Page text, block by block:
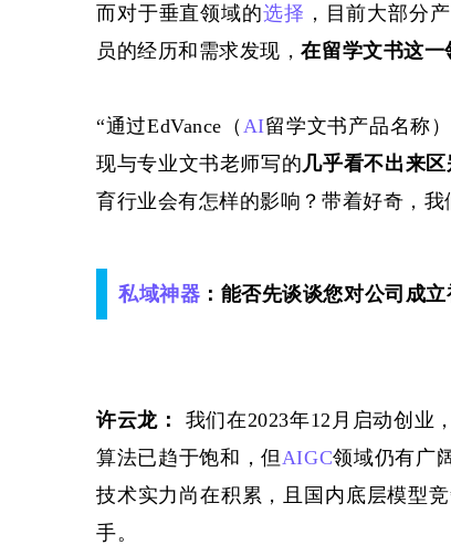
而对于垂直领域的选择 ，目前大部分
员的经历和需求发现，在留学文书这一
“通过EdVance（ AI留学文书产品名称
现与专业文书老师写的 几乎看不出来区
育行业会有怎样的影响？带着好奇，
私域神器 ：能否先谈谈您对公司成
许云龙：
我们在2023年12月启动创业
算法已趋于饱和，但 AIGC领域仍有广
技术实力尚在积累，且国内底层模型
手。